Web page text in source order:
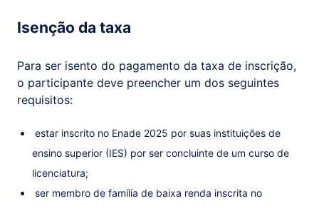
Isenção da taxa
Para ser isento do pagamento da taxa de inscrição,
o participante deve preencher um dos seguintes
requisitos:
estar inscrito no Enade 2025 por suas instituições de
ensino superior (IES) por ser concluinte de um curso de
licenciatura;
ser membro de família de baixa renda inscrita no